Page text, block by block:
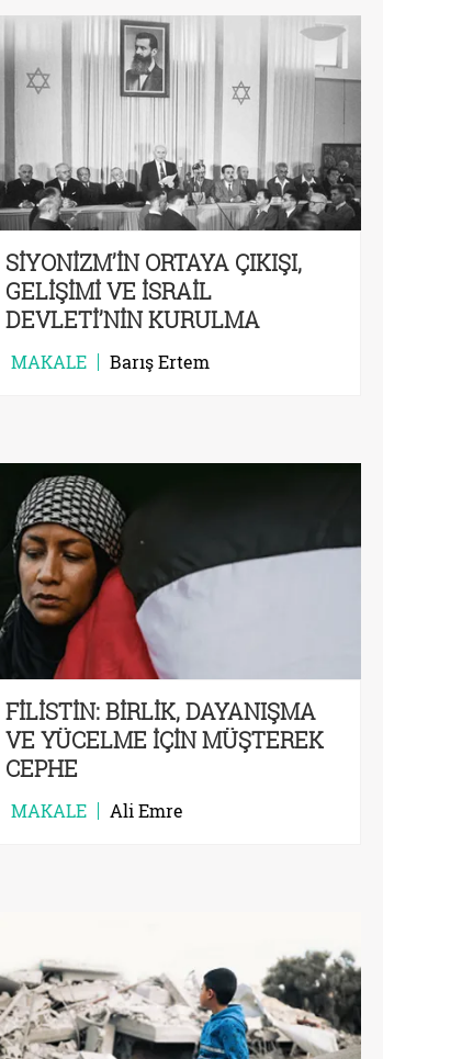
SİYONİZM’İN ORTAYA ÇIKIŞI,
GELİŞİMİ VE İSRAİL
DEVLETİ’NİN KURULMA
SÜRECİ
MAKALE Barış Ertem
FİLİSTİN: BİRLİK, DAYANIŞMA
VE YÜCELME İÇİN MÜŞTEREK
CEPHE
MAKALE Ali Emre